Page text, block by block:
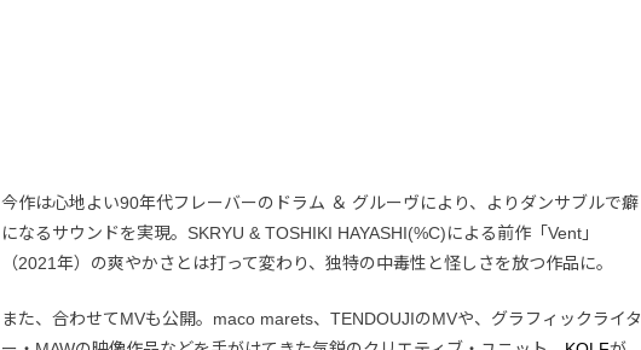
今作は心地よい90年代フレーバーのドラム ＆ グルーヴにより、よりダンサブルで癖
になるサウンドを実現。SKRYU & TOSHIKI HAYASHI(%C)による前作「Vent」
（2021年）の爽やかさとは打って変わり、独特の中毒性と怪しさを放つ作品に。
また、合わせてMVも公開。maco marets、TENDOUJIのMVや、グラフィックライタ